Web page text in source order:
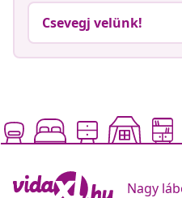
Csevegj velünk!
Nagy